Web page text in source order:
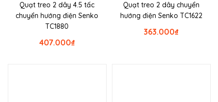
Quạt treo 2 dây 4.5 tấc
chuyển hướng điện Senko
TC1880
₫
407.000
Quạt treo 2 dây chuyển
hướng điện Senko TC1622
₫
363.000